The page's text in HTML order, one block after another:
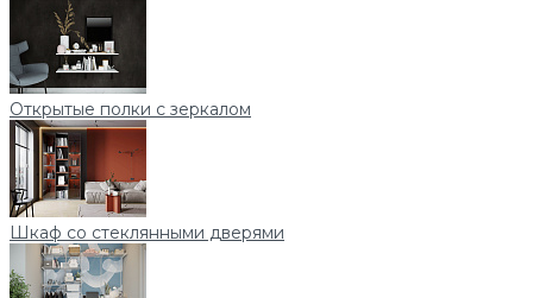
Открытые полки с зеркалом
Шкаф со стеклянными дверями